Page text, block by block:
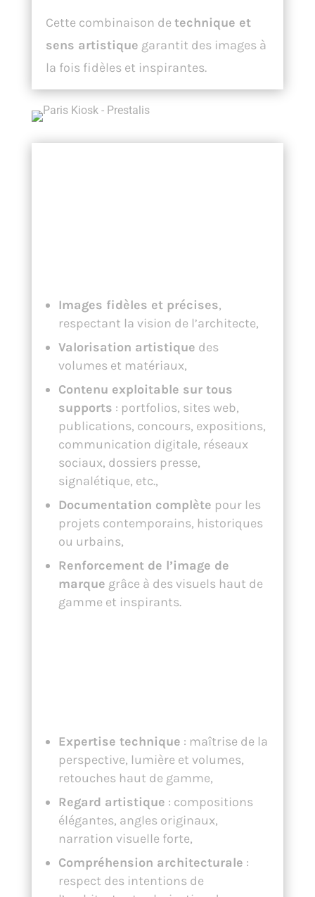
Cette combinaison de technique et
sens artistique garantit des images à
la fois fidèles et inspirantes.
Images fidèles et précises,
respectant la vision de l’architecte,
Valorisation artistique des
volumes et matériaux,
Contenu exploitable sur tous
supports : portfolios, sites web,
publications, concours, expositions,
communication digitale, réseaux
sociaux, dossiers presse,
signalétique, etc.,
Documentation complète pour les
projets contemporains, historiques
ou urbains,
Renforcement de l’image de
marque grâce à des visuels haut de
gamme et inspirants.
Expertise technique : maîtrise de la
perspective, lumière et volumes,
retouches haut de gamme,
Regard artistique : compositions
élégantes, angles originaux,
narration visuelle forte,
Compréhension architecturale :
respect des intentions de